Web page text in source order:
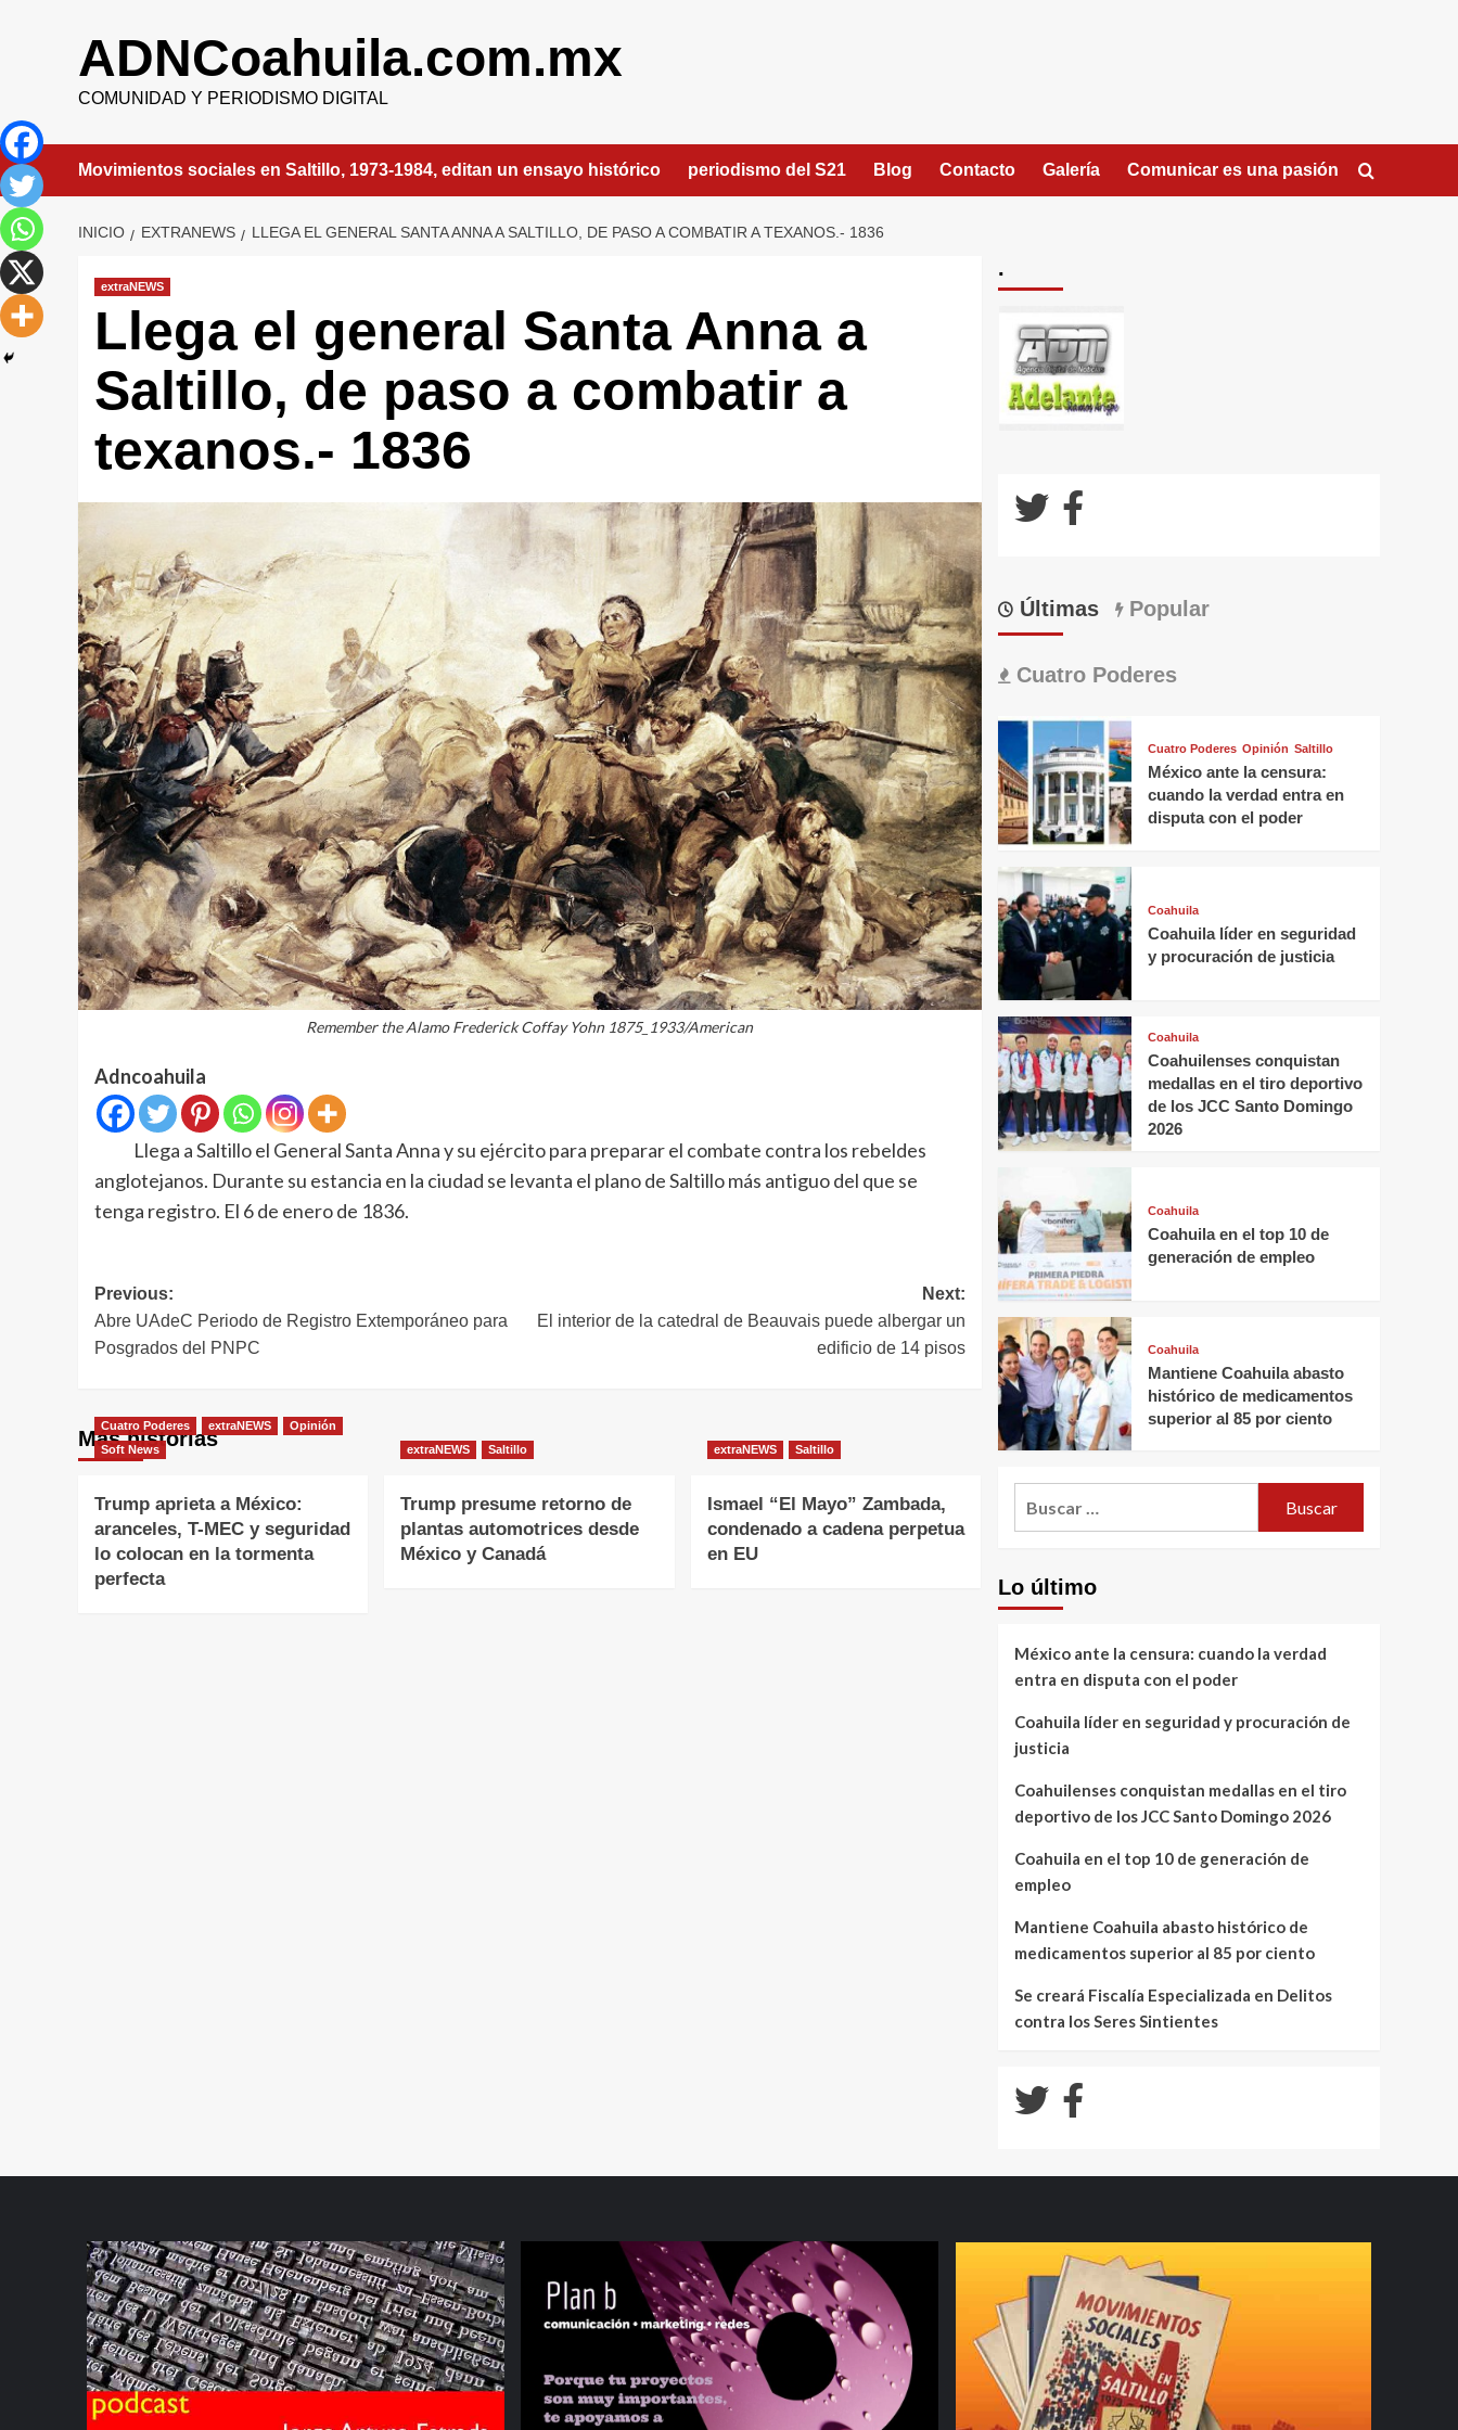
ADNCoahuila.com.mx
COMUNIDAD Y PERIODISMO DIGITAL
Movimientos sociales en Saltillo, 1973-1984, editan un ensayo histórico periodismo del S21 Blog Contacto Galería Comunicar es una pasión
INICIO EXTRANEWS LLEGA EL GENERAL SANTA ANNA A SALTILLO, DE PASO A COMBATIR A TEXANOS.- 1836
extraNEWS
Llega el general Santa Anna a
Saltillo, de paso a combatir a
texanos.- 1836
Remember the Alamo Frederick Coffay Yohn 1875_1933/American
Adncoahuila
Llega a Saltillo el General Santa Anna y su ejército para preparar el combate contra los rebeldes
anglotejanos. Durante su estancia en la ciudad se levanta el plano de Saltillo más antiguo del que se
tenga registro. El 6 de enero de 1836.
Navegación
de
entradas
Previous:
Abre UAdeC Periodo de Registro Extemporáneo para
Posgrados del PNPC
Next:
El interior de la catedral de Beauvais puede albergar un
edificio de 14 pisos
Más historias
Cuatro Poderes extraNEWS
Opinión
Soft News
Trump aprieta a México:
aranceles, T-MEC y seguridad
lo colocan en la tormenta
perfecta
extraNEWS Saltillo
Trump presume retorno de
plantas automotrices desde
México y Canadá
extraNEWS Saltillo
Ismael “El Mayo” Zambada,
condenado a cadena perpetua
en EU
.
Últimas Popular
Cuatro Poderes
Cuatro Poderes Opinión Saltillo
México ante la censura:
cuando la verdad entra en
disputa con el poder
Coahuila
Coahuila líder en seguridad
y procuración de justicia
Coahuila
Coahuilenses conquistan
medallas en el tiro deportivo
de los JCC Santo Domingo
2026
Coahuila
Coahuila en el top 10 de
generación de empleo
Coahuila
Mantiene Coahuila abasto
histórico de medicamentos
superior al 85 por ciento
Lo último
México ante la censura: cuando la verdad
entra en disputa con el poder
Coahuila líder en seguridad y procuración de
justicia
Coahuilenses conquistan medallas en el tiro
deportivo de los JCC Santo Domingo 2026
Coahuila en el top 10 de generación de
empleo
Mantiene Coahuila abasto histórico de
medicamentos superior al 85 por ciento
Se creará Fiscalía Especializada en Delitos
contra los Seres Sintientes